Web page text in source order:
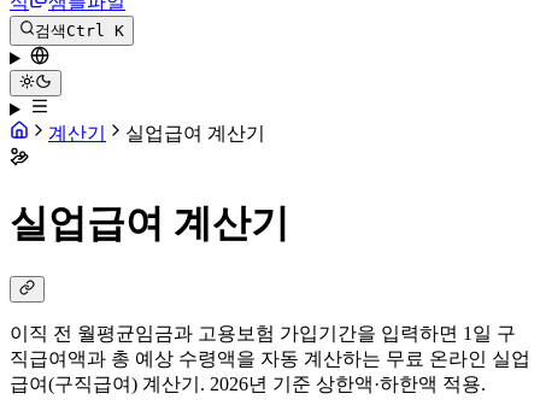
검색Ctrl K
계산기 실업급여 계산기
실업급여 계산기
이직 전 월평균임금과 고용보험 가입기간을 입력하면 1일 구
직급여액과 총 예상 수령액을 자동 계산하는 무료 온라인 실업
급여(구직급여) 계산기. 2026년 기준 상한액·하한액 적용.